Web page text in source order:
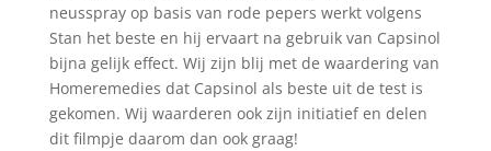
neusspray op basis van rode pepers werkt volgens
Stan het beste en hij ervaart na gebruik van Capsinol
bijna gelijk effect. Wij zijn blij met de waardering van
Homeremedies dat Capsinol als beste uit de test is
gekomen. Wij waarderen ook zijn initiatief en delen
dit filmpje daarom dan ook graag!